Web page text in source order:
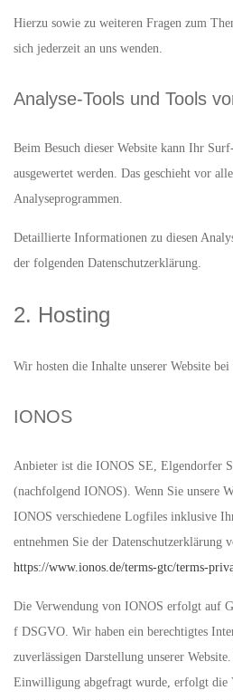
Hierzu sowie zu weiteren Fragen zum
sich jederzeit an uns wenden.
Analyse-Tools und Tools
Beim Besuch dieser Website kann Ihr
ausgewertet werden. Das geschieht vor
Analyseprogrammen.
Detaillierte Informationen zu diesen
der folgenden Datenschutzerklärung.
2. Hosting
Wir hosten die Inhalte unserer Website
IONOS
Anbieter ist die IONOS SE, Elgendorfer
(nachfolgend IONOS). Wenn Sie unsere
IONOS verschiedene Logfiles inklusive
entnehmen Sie der Datenschutzerklärung
https://www.ionos.de/terms-gtc/terms-
Die Verwendung von IONOS erfolgt auf
f DSGVO. Wir haben ein berechtigtes
zuverlässigen Darstellung unserer
Einwilligung abgefragt wurde, erfolgt die